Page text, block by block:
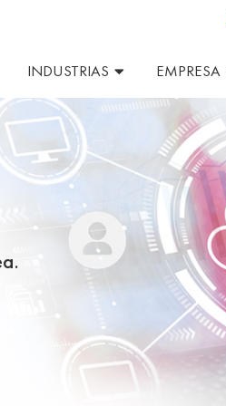
INDUSTRIAS EMPRESA